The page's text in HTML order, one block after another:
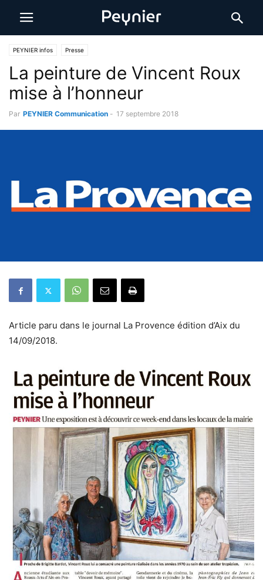
PEYNIER infos Presse
La peinture de Vincent Roux
mise à l’honneur
Par PEYNIER Communication - 17 septembre 2018
Article paru dans le journal La Provence édition d’Aix du
14/09/2018.